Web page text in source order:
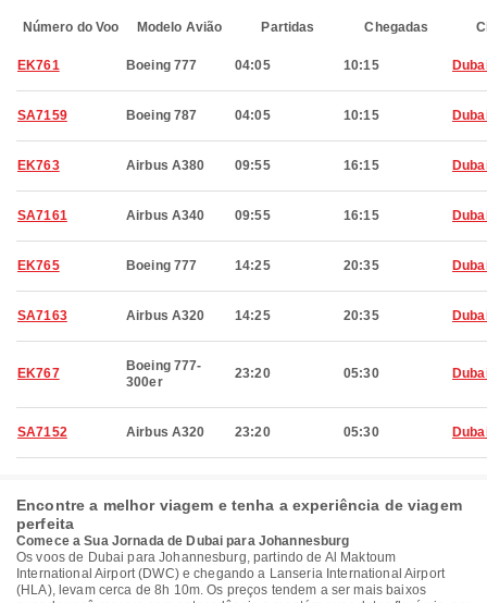
Número do Voo Modelo Avião Partidas Chegadas
EK761 Boeing 777 04:05 10:15
SA7159 Boeing 787 04:05 10:15
EK763 Airbus A380 09:55 16:15
SA7161 Airbus A340 09:55 16:15
EK765 Boeing 777 14:25 20:35
SA7163 Airbus A320 14:25 20:35
EK767
Boeing 777-
300er
23:20 05:30
SA7152 Airbus A320 23:20 05:30
Encontre a melhor viagem e tenha a experiência de viagem
perfeita
Comece a Sua Jornada de Dubai para Johannesburg
Os voos de Dubai para Johannesburg, partindo de Al Maktoum
International Airport (DWC) e chegando a Lanseria International Airport
(HLA), levam cerca de 8h 10m. Os preços tendem a ser mais baixos